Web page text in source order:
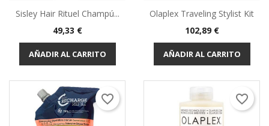
Sisley Hair Rituel Champú...
Precio
49,33 €
AÑADIR AL CARRITO
Olaplex Traveling Stylist Kit
Precio
102,89 €
AÑADIR AL CARRITO
favorite_border favorite_border